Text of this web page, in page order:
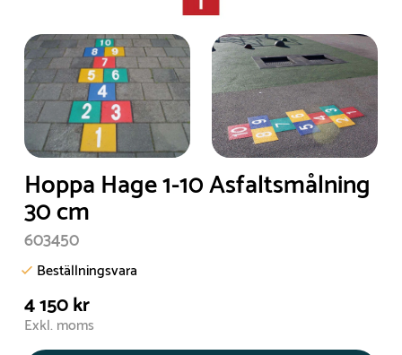
Hoppa Hage 1-10 Asfaltsmålning
30 cm
603450
Beställningsvara
4 150 kr
Exkl. moms